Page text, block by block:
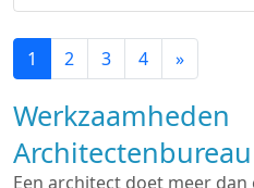
1 2 3 4 »
Werkzaamheden
Architectenbureau
Een architect doet meer